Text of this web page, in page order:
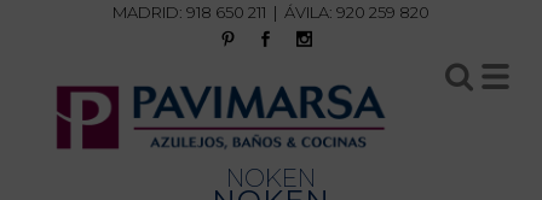
MADRID: 918 650 211 | ÁVILA: 920 259 820
NOKEN